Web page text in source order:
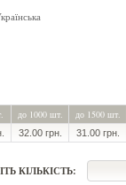
до 1000 шт. до 1500 шт.
32.00 грн. 31.00 грн.
КІЛЬКІСТЬ: